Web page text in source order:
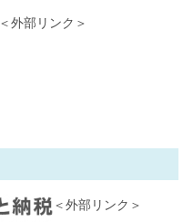
＜外部リンク＞
＜外部リンク＞